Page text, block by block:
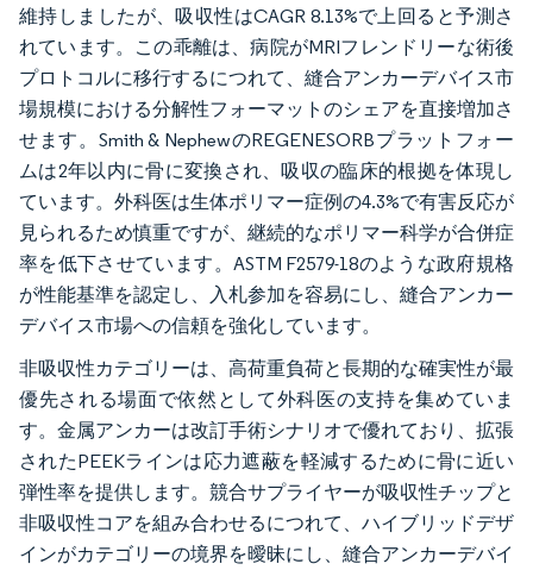
維持しましたが、吸収性はCAGR 8.13%で上回ると予測さ
れています。この乖離は、病院がMRIフレンドリーな術後
プロトコルに移行するにつれて、縫合アンカーデバイス市
場規模における分解性フォーマットのシェアを直接増加さ
せます。Smith & NephewのREGENESORBプラットフォー
ムは2年以内に骨に変換され、吸収の臨床的根拠を体現し
ています。外科医は生体ポリマー症例の4.3%で有害反応が
見られるため慎重ですが、継続的なポリマー科学が合併症
率を低下させています。ASTM F2579-18のような政府規格
が性能基準を認定し、入札参加を容易にし、縫合アンカー
デバイス市場への信頼を強化しています。
非吸収性カテゴリーは、高荷重負荷と長期的な確実性が最
優先される場面で依然として外科医の支持を集めていま
す。金属アンカーは改訂手術シナリオで優れており、拡張
されたPEEKラインは応力遮蔽を軽減するために骨に近い
弾性率を提供します。競合サプライヤーが吸収性チップと
非吸収性コアを組み合わせるにつれて、ハイブリッドデザ
インがカテゴリーの境界を曖昧にし、縫合アンカーデバイ